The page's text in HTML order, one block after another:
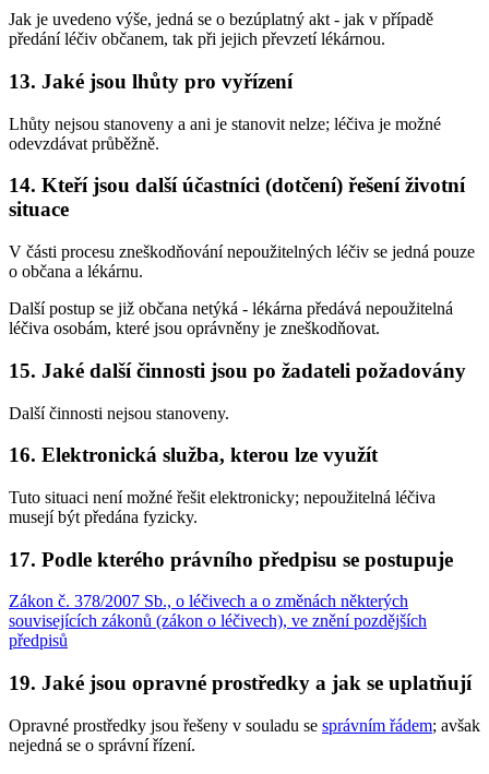
Jak je uvedeno výše, jedná se o bezúplatný akt - jak v případě
předání léčiv občanem, tak při jejich převzetí lékárnou.
13. Jaké jsou lhůty pro vyřízení
Lhůty nejsou stanoveny a ani je stanovit nelze; léčiva je možné
odevzdávat průběžně.
14. Kteří jsou další účastníci (dotčení) řešení životní
situace
V části procesu zneškodňování nepoužitelných léčiv se jedná pouze
o občana a lékárnu.
Další postup se již občana netýká - lékárna předává nepoužitelná
léčiva osobám, které jsou oprávněny je zneškodňovat.
15. Jaké další činnosti jsou po žadateli požadovány
Další činnosti nejsou stanoveny.
16. Elektronická služba, kterou lze využít
Tuto situaci není možné řešit elektronicky; nepoužitelná léčiva
musejí být předána fyzicky.
17. Podle kterého právního předpisu se postupuje
Zákon č. 378/2007 Sb., o léčivech a o změnách některých
souvisejících zákonů (zákon o léčivech), ve znění pozdějších
předpisů
19. Jaké jsou opravné prostředky a jak se uplatňují
Opravné prostředky jsou řešeny v souladu se správním řádem; avšak
nejedná se o správní řízení.